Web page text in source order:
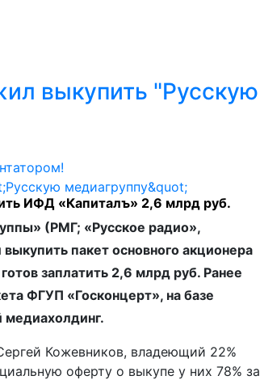
выкупить "Русскую
ИФД «Капиталъ» 2,6 млрд руб.
(РМГ; «Русское радио»,
пакет основного акционера
заплатить 2,6 млрд руб. Ранее
ФГУП «Госконцерт», на базе
медиахолдинг.
Кожевников, владеющий 22%
оферту о выкупе у них 78% за